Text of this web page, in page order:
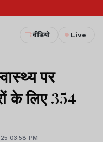
वीडियो Live
पर
के लिए 354
03:58 PM